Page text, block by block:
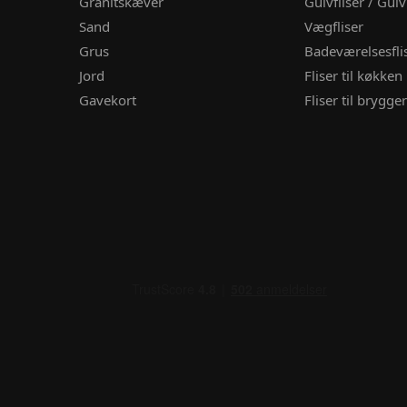
Sand
Grus
Jord
Gavekort
Vægfliser
Fliser til køkken
Fliser til